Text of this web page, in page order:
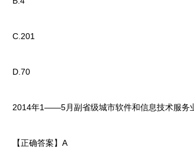
C.201
D.70
2014年1——5月副省级城市软件和信息技术服务
【正确答案】A